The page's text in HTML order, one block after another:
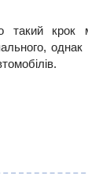
такий крок